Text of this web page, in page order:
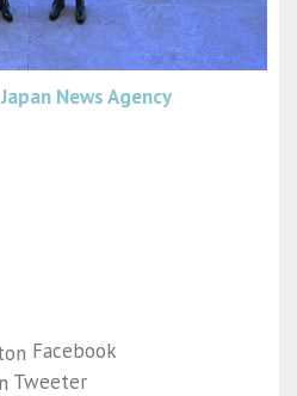
Japan News Agency
Facebook
Tweeter